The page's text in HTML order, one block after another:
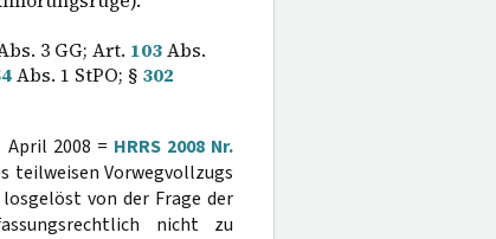
3 GG; Art. 103Abs.
Abs. 1 StPO; § 302
April 2008 = HRRS 2008 Nr.
teilweisen Vorwegvollzugs
von der Frage der
nicht zu